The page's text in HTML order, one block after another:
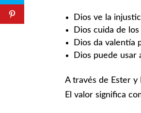
Dios ve la
Dios cuida de
Dios da valentía
Dios puede usar
A través de Ester
El valor significa